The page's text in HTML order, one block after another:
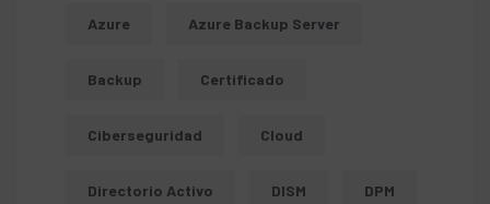
Azure Azure Backup Server
Backup Certificado
Ciberseguridad Cloud
Directorio Activo DISM DPM